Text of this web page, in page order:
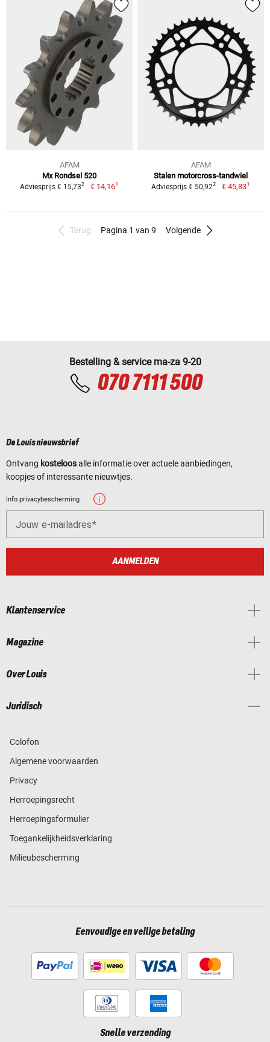
AFAM
Mx Rondsel 520
Adviesprijs € 15,732 € 14,161
AFAM
Stalen motorcross-tandwiel
Adviesprijs € 50,922 € 45,831
Terug Pagina 1 van 9 Volgende
Bestelling & service ma-za 9-20
070 7111 500
De Louis nieuwsbrief
Ontvang kosteloosalle informatie over actuele aanbiedingen,
koopjes of interessante nieuwtjes.
Info privacybescherming
Jouw e-mailadres
AANMELDEN
Klantenservice
Magazine
Over Louis
Juridisch
Colofon
Algemene voorwaarden
Privacy
Herroepingsrecht
Herroepingsformulier
Toegankelijkheidsverklaring
Milieubescherming
Eenvoudige en veilige betaling
Snelle verzending